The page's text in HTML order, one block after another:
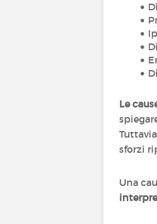
Le
sforzi
Una